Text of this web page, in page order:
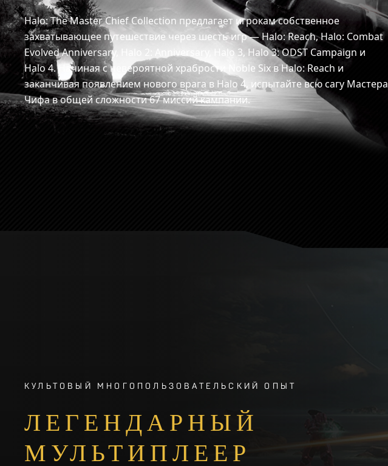
Halo: The Master Chief Collection предлагает игрокам собственное
захватывающее путешествие через шесть игр — Halo: Reach, Halo: Combat
Evolved Anniversary, Halo 2: Anniversary, Halo 3, Halo 3: ODST Campaign и
Halo 4. Начиная с невероятной храбрости Noble Six в Halo: Reach и
заканчивая появлением нового врага в Halo 4, испытайте всю сагу Мастера
Чифа в общей сложности 67 миссий кампании.
КУЛЬТОВЫЙ МНОГОПОЛЬЗОВАТЕЛЬСКИЙ ОПЫТ
ЛЕГЕНДАРНЫЙ
МУЛЬТИПЛЕЕР